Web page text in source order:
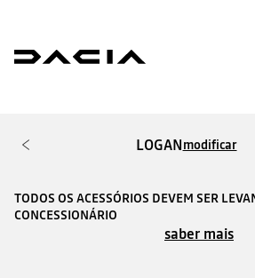
LOGANmodificar
TODOS OS ACESSÓRIOS DEVEM SER
CONCESSIONÁRIO
saber mais